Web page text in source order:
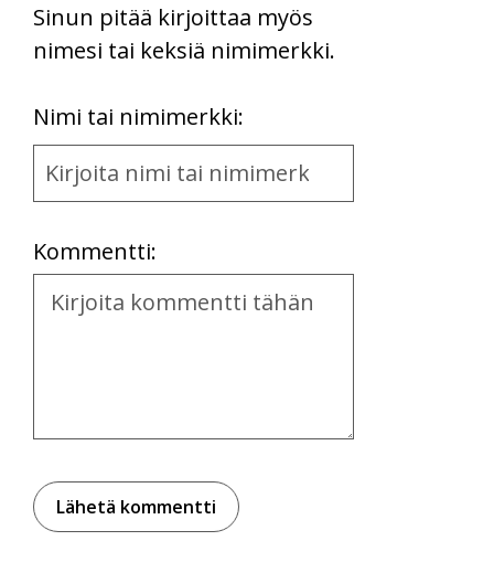
Sinun pitää kirjoittaa myös
nimesi tai keksiä nimimerkki.
Nimi tai nimimerkki:
Name
and
Kommentti:
Kommentti